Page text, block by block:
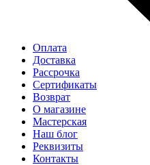
Оплата
Доставка
Рассрочка
Cертификаты
Возврат
О магазине
Мастерская
Наш блог
Реквизиты
Контакты